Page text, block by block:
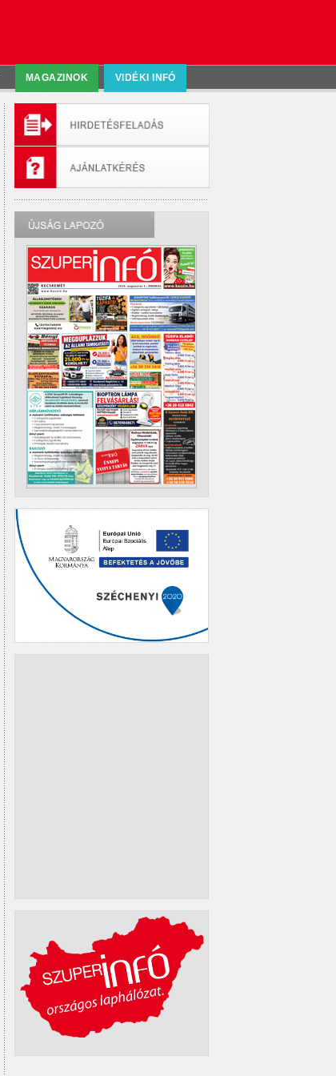
MAGAZINOK VIDÉKI INFÓ